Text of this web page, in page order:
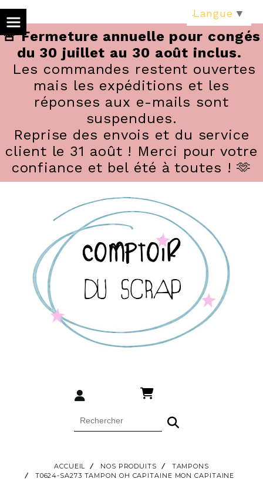
🚨 Fermeture annuelle pour congés
du 30 juillet au 30 août inclus.
Les commandes restent ouvertes
mais les expéditions et les
réponses aux e-mails sont
suspendues.
Reprise des envois et du service
client le 31 août ! Merci pour votre
confiance et bel été à toutes ! 🫶
ACCUEIL NOS PRODUITS
TAMPONS
T0624-SA273 TAMPON OH CAPITAINE MON CAPITAINE
Langue ▼